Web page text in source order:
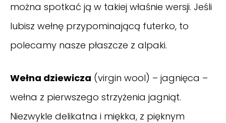
można spotkać ją w takiej właśnie wersji. Jeśli
lubisz wełnę przypominającą futerko, to
polecamy nasze płaszcze z alpaki.
Wełna dziewicza (virgin wool) – jagnięca –
wełna z pierwszego strzyżenia jagniąt.
Niezwykle delikatna i miękka, z pięknym